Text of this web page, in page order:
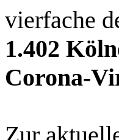
vierfache
1.402
Corona-